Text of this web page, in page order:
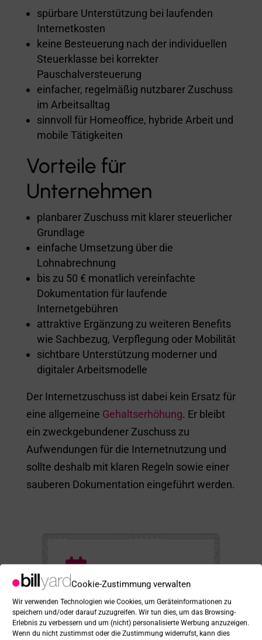
Cookie-Zustimmung verwalten
Wir verwenden Technologien wie Cookies, um Geräteinformationen zu
speichern und/oder darauf zuzugreifen. Wir tun dies, um das Browsing-
Erlebnis zu verbessern und um (nicht) personalisierte Werbung anzuzeigen.
Wenn du nicht zustimmst oder die Zustimmung widerrufst, kann dies
spürbare Unterstützung bei laufenden
Internetkosten
keine Besteuerung nach der individuellen
Steuerklasse bei korrekter
Pauschalversteuerung
einfacher, regelmäßig nutzbarer Zuschuss
im Arbeitsalltag
sinnvoll für Homeoffice, hybride Arbeit und
mobile Tätigkeiten
Vorteile für
Unternehmen
planbarer Zuschuss mit klarer steuerlicher
Grundlage
einfache Umsetzung über die
Lohnabrechnung
bis zu 50 € monatlich vereinfachte
Dokumentation für laufende
Internetgebühren
attraktive Ergänzung zu weiteren Benefits
wie Sachbezug, Verpflegung oder Mobilität
sichtbare Unterstützung moderner und
digitaler Arbeitsmodelle
Der Internetzuschuss ist dabei kein Ersatz für
eine allgemeine Gehaltserhöhung. Er bleibt
ein zweckgebundener Zuschuss zu
Aufwendungen für die Internetnutzung und
sollte deshalb mit klaren Regeln sowie einer
sauberen Dokumentation eingeführt werden.
Webinar zu de 5 besten
Benefits
Lernen Sie fünf zentrale